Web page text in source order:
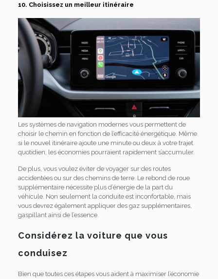
10. Choisissez un meilleur itinéraire
Les systèmes de navigation modernes vous permettent de
choisir le chemin en fonction de l’efficacité énergétique. Même
si le nouvel itinéraire ajoute une minute ou deux à votre trajet
quotidien, les économies pourraient rapidement s’accumuler.
De plus, vous voulez éviter de voyager sur des routes
accidentées ou sur des chemins de terre. Le rebond de roue
supplémentaire nécessite plus d’énergie de la part du
véhicule. Non seulement la conduite est inconfortable, mais
vous devrez également appliquer des gaz supplémentaires,
gaspillant ainsi de l’essence.
Considérez la voiture que vous
conduisez
Bien que toutes ces étapes vous aident à maximiser l’économie